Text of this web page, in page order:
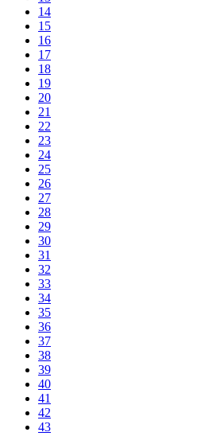
14
15
16
17
18
19
20
21
22
23
24
25
26
27
28
29
30
31
32
33
34
35
36
37
38
39
40
41
42
43